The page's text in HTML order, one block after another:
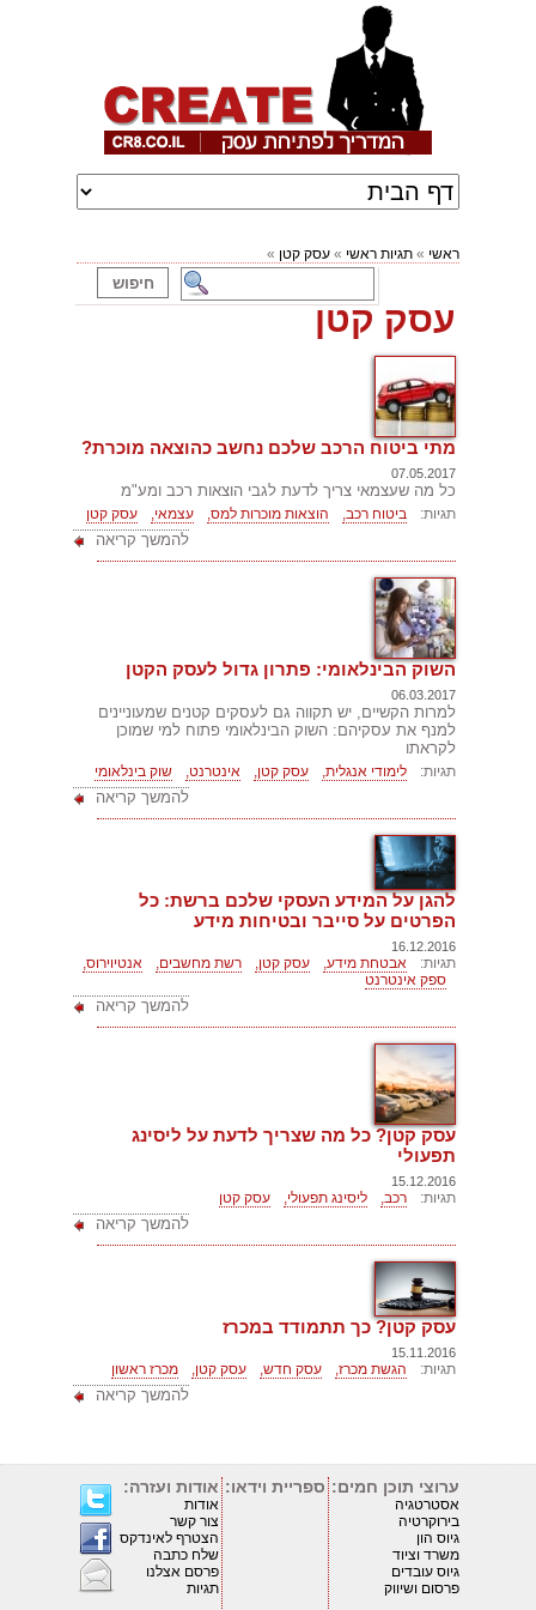
ראשי » תגיות ראשי » עסק קטן »
עסק קטן
מתי ביטוח הרכב שלכם נחשב כהוצאה מוכרת?
07.05.2017
כל מה שעצמאי צריך לדעת לגבי הוצאות רכב ומע"מ
תגיות: ביטוח רכב, הוצאות מוכרות למס, עצמאי, עסק קטן
להמשך קריאה
השוק הבינלאומי: פתרון גדול לעסק הקטן
06.03.2017
למרות הקשיים, יש תקווה גם לעסקים קטנים שמעוניינים
למנף את עסקיהם: השוק הבינלאומי פתוח למי שמוכן
לקראתו
תגיות: לימודי אנגלית, עסק קטן, אינטרנט, שוק בינלאומי
להמשך קריאה
להגן על המידע העסקי שלכם ברשת: כל
הפרטים על סייבר ובטיחות מידע
16.12.2016
תגיות: אבטחת מידע, עסק קטן, רשת מחשבים,
אנטיוירוס,
ספק אינטרנט
להמשך קריאה
עסק קטן? כל מה שצריך לדעת על ליסינג
תפעולי
15.12.2016
תגיות: רכב, ליסינג תפעולי, עסק קטן
להמשך קריאה
עסק קטן? כך תתמודד במכרז
15.11.2016
תגיות: הגשת מכרז, עסק חדש, עסק קטן, מכרז ראשון
להמשך קריאה
ערוצי תוכן חמים:
אסטרטגיה
בירוקרטיה
גיוס הון
משרד וציוד
גיוס עובדים
פרסום ושיווק
ספריית וידאו: אודות ועזרה:
אודות
צור קשר
הצטרף לאינדקס
שלח כתבה
פרסם אצלנו
תגיות